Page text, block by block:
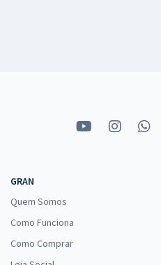
GRAN
Quem Somos
Como Funciona
Como Comprar